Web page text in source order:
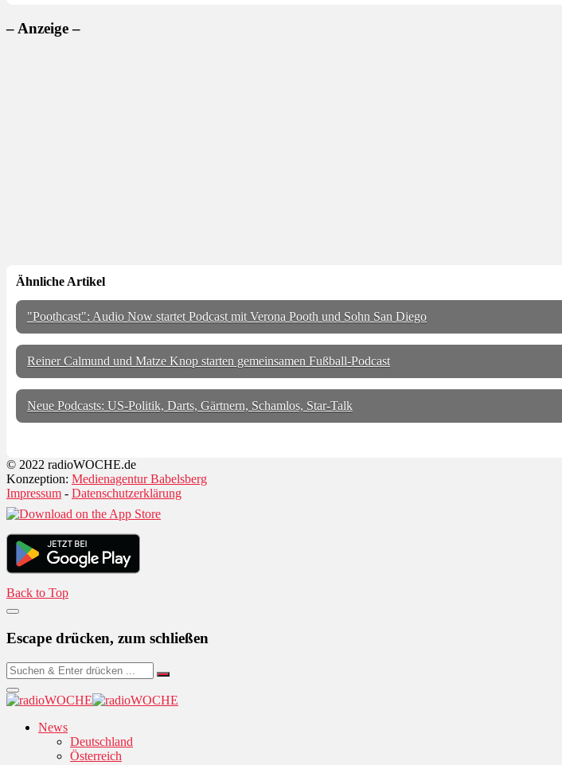
– Anzeige –
Ähnliche Artikel
"Poothcast": Audio Now startet Podcast mit Verona Pooth und Sohn San Diego
Reiner Calmund und Matze Knop starten gemeinsamen Fußball-Podcast
Neue Podcasts: US-Politik, Darts, Gärtnern, Schamlos, Star-Talk
© 2022 radioWOCHE.de
Konzeption: Medienagentur Babelsberg
Impressum - Datenschutzerklärung
Back to Top
Escape drücken, zum schließen
News
Deutschland
Österreich